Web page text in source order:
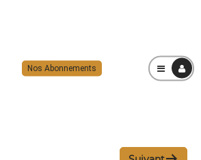
Nos Abonnements MENU